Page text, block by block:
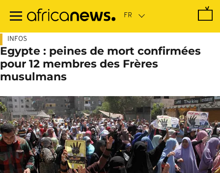
contenu
INFOS
Egypte : peines de mort confirmées
pour 12 membres des Frères
musulmans